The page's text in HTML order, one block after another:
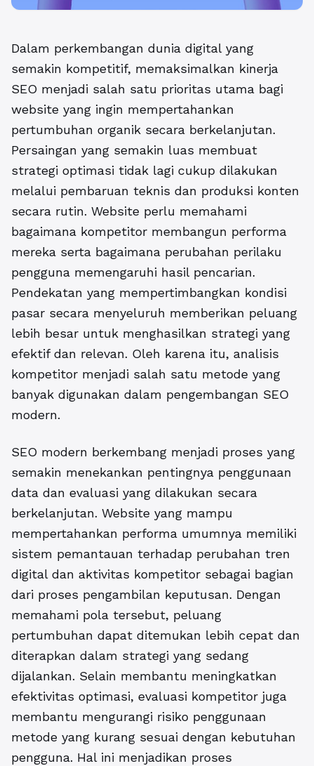
Dalam perkembangan dunia digital yang
semakin kompetitif, memaksimalkan kinerja
SEO menjadi salah satu prioritas utama bagi
website yang ingin mempertahankan
pertumbuhan organik secara berkelanjutan.
Persaingan yang semakin luas membuat
strategi optimasi tidak lagi cukup dilakukan
melalui pembaruan teknis dan produksi konten
secara rutin. Website perlu memahami
bagaimana kompetitor membangun performa
mereka serta bagaimana perubahan perilaku
pengguna memengaruhi hasil pencarian.
Pendekatan yang mempertimbangkan kondisi
pasar secara menyeluruh memberikan peluang
lebih besar untuk menghasilkan strategi yang
efektif dan relevan. Oleh karena itu, analisis
kompetitor menjadi salah satu metode yang
banyak digunakan dalam pengembangan SEO
modern.
SEO modern berkembang menjadi proses yang
semakin menekankan pentingnya penggunaan
data dan evaluasi yang dilakukan secara
berkelanjutan. Website yang mampu
mempertahankan performa umumnya memiliki
sistem pemantauan terhadap perubahan tren
digital dan aktivitas kompetitor sebagai bagian
dari proses pengambilan keputusan. Dengan
memahami pola tersebut, peluang
pertumbuhan dapat ditemukan lebih cepat dan
diterapkan dalam strategi yang sedang
dijalankan. Selain membantu meningkatkan
efektivitas optimasi, evaluasi kompetitor juga
membantu mengurangi risiko penggunaan
metode yang kurang sesuai dengan kebutuhan
pengguna. Hal ini menjadikan proses